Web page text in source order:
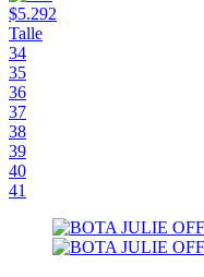
$5.292
Talle
34
35
36
37
38
39
40
41